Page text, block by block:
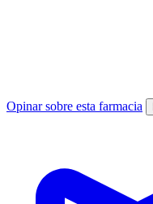
Opinar sobre esta farmacia